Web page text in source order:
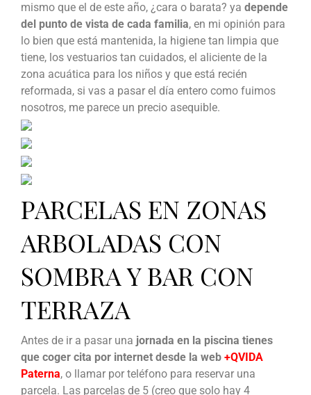
mismo que el de este año, ¿cara o barata? ya depende
del punto de vista de cada familia, en mi opinión para
lo bien que está mantenida, la higiene tan limpia que
tiene, los vestuarios tan cuidados, el aliciente de la
zona acuática para los niños y que está recién
reformada, si vas a pasar el día entero como fuimos
nosotros, me parece un precio asequible.
PARCELAS EN ZONAS
ARBOLADAS CON
SOMBRA Y BAR CON
TERRAZA
Antes de ir a pasar una jornada en la piscina tienes
que coger cita por internet desde la web +QVIDA
Paterna, o llamar por teléfono para reservar una
parcela. Las parcelas de 5 (creo que solo hay 4